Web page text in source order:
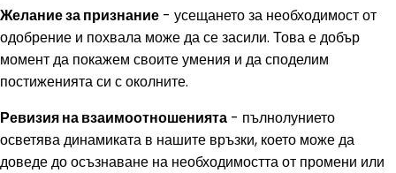
Желание за признание - усещането за необходимост от
одобрение и похвала може да се засили. Това е добър
момент да покажем своите умения и да споделим
постиженията си с околните.
Ревизия на взаимоотношенията - пълнолунието
осветява динамиката в нашите връзки, което може да
доведе до осъзнаване на необходимостта от промени или